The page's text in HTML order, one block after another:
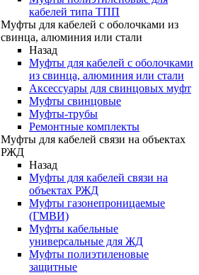
кабелей типа ТПП
Муфты для кабелей с оболочками из
свинца, алюминия или стали
Назад
Муфты для кабелей с оболочками
из свинца, алюминия или стали
Аксессуары для свинцовых муфт
Муфты свинцовые
Муфты-трубы
Ремонтные комплекты
Муфты для кабелей связи на объектах
РЖД
Назад
Муфты для кабелей связи на
объектах РЖД
Муфты газонепроницаемые
(ГМВИ)
Муфты кабельные
универсальные для ЖД
Муфты полиэтиленовые
защитные